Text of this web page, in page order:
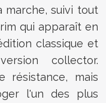
suivi tout
qui apparaît en
classique et
collector.
résistance, mais
l'un des plus